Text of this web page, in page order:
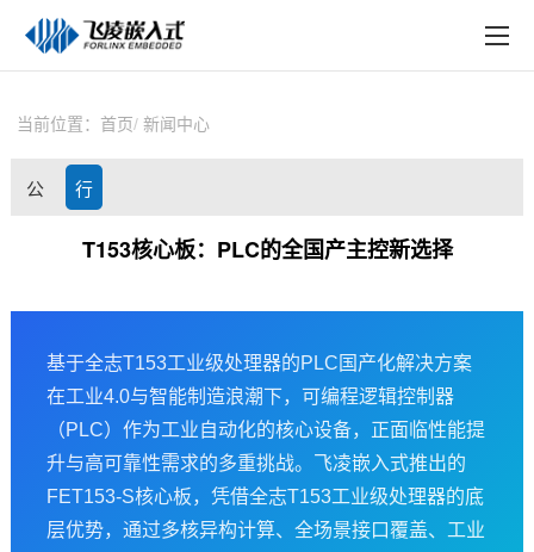
技术与支持
在线文档
方案定制
关于飞凌
天猫商城
淘宝商城
新闻中心
在线购买
当前位置： 首页 新闻中心
公 行
业
T153核心板：PLC的全国产主控新选择
基于全志T153工业级处理器的PLC 国产化解决方案
在工业4.0与智能制造浪潮下，可编程逻辑控制器
（PLC）作为工业自动化的核心设备，正面临性能提
升与高可靠性需求的多重挑战。 飞凌嵌入式推出的
FET153-S核心板，凭借全志T153工业级处理器的底
层优势，通过多核异构计算、全场景接口覆盖、工业